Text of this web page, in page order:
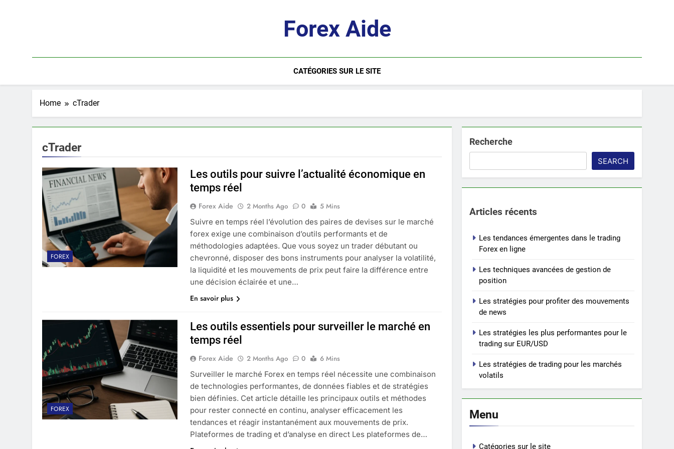
Forex Aide
CATÉGORIES SUR LE SITE
Home cTrader
cTrader
FOREX
Les outils pour suivre l’actualité économique en
temps réel
Forex Aide 2 Months Ago 0
5 Mins
Suivre en temps réel l’évolution des paires de devises sur le marché
forex exige une combinaison d’outils performants et de
méthodologies adaptées. Que vous soyez un trader débutant ou
chevronné, disposer des bons instruments pour analyser la volatilité,
la liquidité et les mouvements de prix peut faire la différence entre
une décision éclairée et une…
En savoir plus
FOREX
Les outils essentiels pour surveiller le marché en
temps réel
Forex Aide 2 Months Ago 0
6 Mins
Surveiller le marché Forex en temps réel nécessite une combinaison
de technologies performantes, de données fiables et de stratégies
bien définies. Cet article détaille les principaux outils et méthodes
pour rester connecté en continu, analyser efficacement les
tendances et réagir instantanément aux mouvements de prix.
Plateformes de trading et d’analyse en direct Les plateformes de…
Recherche
SEARCH
Articles récents
Les tendances émergentes dans le trading
Forex en ligne
Les techniques avancées de gestion de
position
Les stratégies pour profiter des mouvements
de news
Les stratégies les plus performantes pour le
trading sur EUR/USD
Les stratégies de trading pour les marchés
volatils
Menu
Catégories sur le site